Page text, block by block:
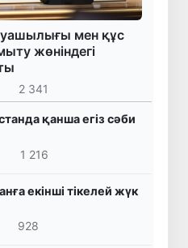
мен құс
жөніндегі
2 341
қанша егіз сәби
1 216
екінші тікелей жүк
928